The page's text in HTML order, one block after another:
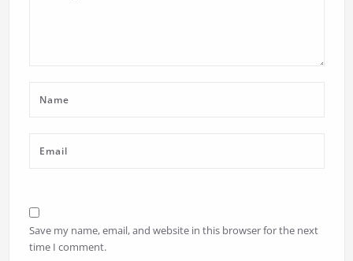
Save my name, email, and website in this browser for the next
time I comment.